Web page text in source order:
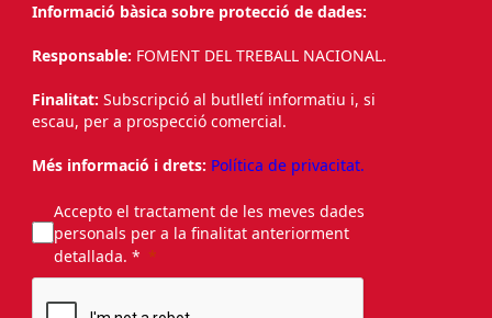
Informació bàsica sobre protecció de dades:
Responsable: FOMENT DEL TREBALL NACIONAL.
Finalitat: Subscripció al butlletí informatiu i, si
escau, per a prospecció comercial.
Més informació i drets: Política de privacitat.
Accepto el tractament de les meves dades
personals per a la finalitat anteriorment
detallada. *